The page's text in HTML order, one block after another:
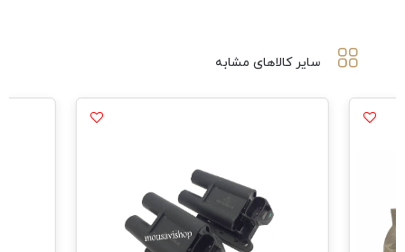
سایر کالاهای مشابه